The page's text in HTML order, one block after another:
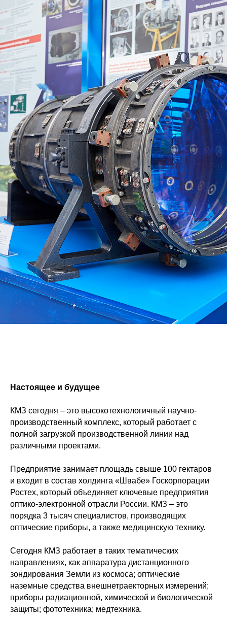
Настоящее и будущее
КМЗ сегодня – это высокотехнологичный научно-
производственный комплекс, который работает с
полной загрузкой производственной линии над
различными проектами.
Предприятие занимает площадь свыше 100 гектаров
и входит в состав холдинга «Швабе» Госкорпорации
Ростех, который объединяет ключевые предприятия
оптико-электронной отрасли России. КМЗ – это
порядка 3 тысяч специалистов, производящих
оптические приборы, а также медицинскую технику.
Сегодня КМЗ работает в таких тематических
направлениях, как аппаратура дистанционного
зондирования Земли из космоса; оптические
наземные средства внешнетраекторных измерений;
приборы радиационной, химической и биологической
защиты; фототехника; медтехника.